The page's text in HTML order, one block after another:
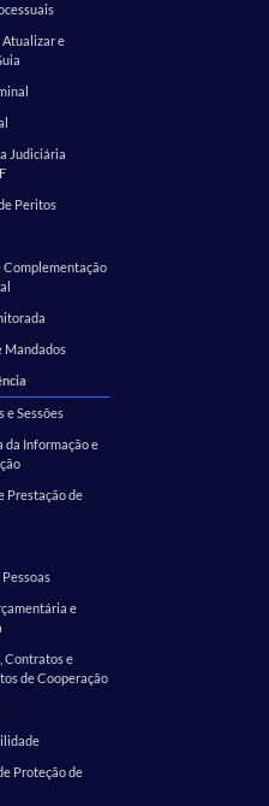
Atualizar e
Judiciária
Peritos
Complementação
Mandados
e Sessões
da Informação e
Prestação de
e
Contratos e
de Cooperação
Proteção de